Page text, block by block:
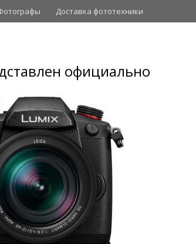
Доставка фототехники
официально